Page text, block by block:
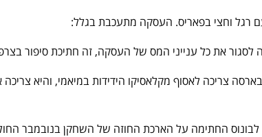
עם רגל וחצי בפאריס. העסקה מתעכבת בגלל:
לסגור את כל ענייני המס של העסקה, זה חתיכת סיפור
צריכה לאסוף מקלאסיקו הידידות במיאמי, והיא
החתימה על הארכת החוזה של השחקן בנובמבר